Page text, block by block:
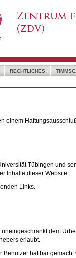
RECHTLICHES
einem
Tübingen und
Inhalte dieser Website.
Links.
dem
erlaubt.
Benutzer haftbar gemacht